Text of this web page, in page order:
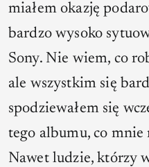
miałem okazję
bardzo wysoko
Sony. Nie wiem, co
ale wszystkim się
spodziewałem się
tego albumu, co mnie
Nawet ludzie, którzy